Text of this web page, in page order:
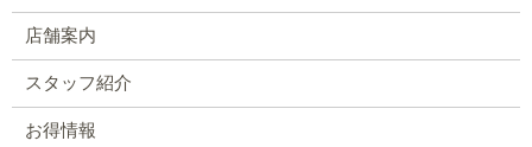
店舗案内
スタッフ紹介
お得情報